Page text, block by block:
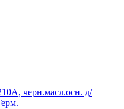
черн.масл.осн. д/